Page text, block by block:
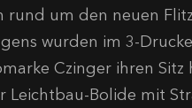
rund um den neuen
wurden im 3-
Czinger ihren Sitz
Bolide mit